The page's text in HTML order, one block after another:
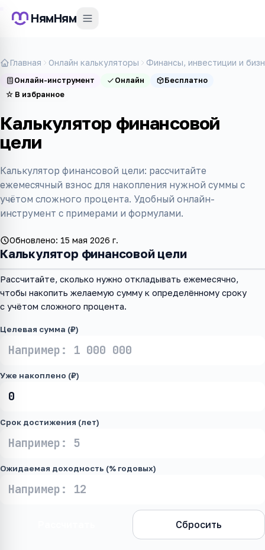
НямНям
Главная Онлайн калькуляторы Финансы, инвестиции и
Онлайн-инструмент Онлайн
Бесплатно
☆ В избранное
Калькулятор финансовой
цели
Калькулятор финансовой цели: рассчитайте
ежемесячный взнос для накопления нужной суммы с
учётом сложного процента. Удобный онлайн-
инструмент с примерами и формулами.
Обновлено: 15 мая 2026 г.
Калькулятор финансовой цели
Рассчитайте, сколько нужно откладывать ежемесячно,
чтобы накопить желаемую сумму к определённому сроку
с учётом сложного процента.
Целевая сумма (₽)
Уже накоплено (₽)
Срок достижения (лет)
Ожидаемая доходность (% годовых)
Сбросить